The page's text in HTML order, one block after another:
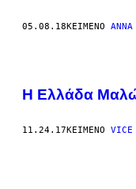
05.08.18ΚΕΊΜΕΝΟ ΆΝΝΑ
Η Ελλάδα
11.24.17ΚΕΊΜΕΝΟ VICE